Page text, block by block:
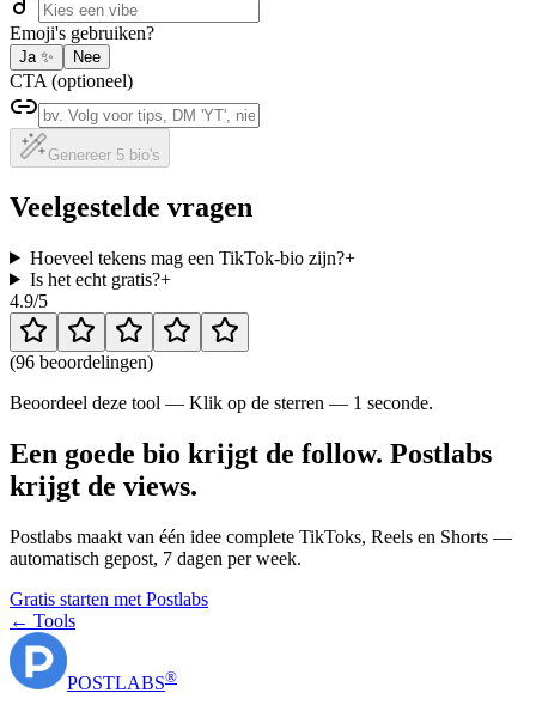
Emoji's gebruiken?
Ja ✨ Nee
CTA (optioneel)
Genereer 5 bio's
Veelgestelde vragen
Hoeveel tekens mag een TikTok-bio zijn?+
Is het echt gratis?+
4.9/5
(96 beoordelingen)
Beoordeel deze tool — Klik op de sterren — 1 seconde.
Een goede bio krijgt de follow. Postlabs
krijgt de views.
Postlabs maakt van één idee complete TikToks, Reels en Shorts —
automatisch gepost, 7 dagen per week.
Gratis starten met Postlabs
← Tools
POSTLABS®